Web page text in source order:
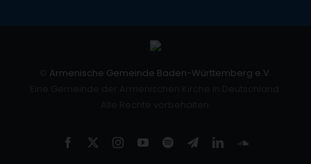
Armenische Gemeinde Baden-Württemberg e.V.
Facebook InstagramYouTube
SpotifyTelegramLinkedInSoundCloud